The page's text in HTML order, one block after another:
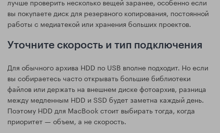
вы покупаете диск для резервного копирования, постоянной
работы с медиатекой или хранения больших проектов.
Уточните скорость и тип подключения
Для обычного архива HDD по USB вполне подходит. Но если
вы собираетесь часто открывать большие библиотеки
файлов или держать на внешнем диске фотоархив, разница
между медленным HDD и SSD будет заметна каждый день.
Поэтому HDD для MacBook стоит выбирать тогда, когда
приоритет — объем, а не скорость.